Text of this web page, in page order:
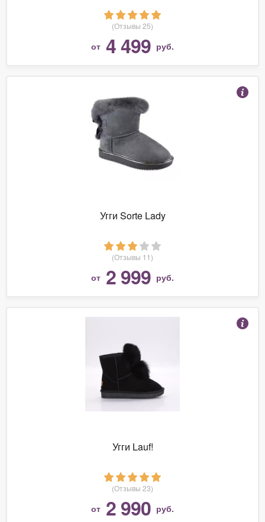
(Отзывы 25)
от 4 499 руб.
Угги Sorte Lady
(Отзывы 11)
от 2 999 руб.
Угги Lauf!
(Отзывы 23)
от 2 990 руб.